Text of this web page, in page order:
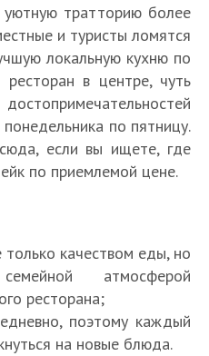
уютную тратторию более
и туристы ломятся
локальную кухню по
в центре, чуть
по пятницу.
если вы ищете, где
по приемлемой цене.
только качеством еды, но
атмосферой
ресторана;
поэтому каждый
на новые блюда.